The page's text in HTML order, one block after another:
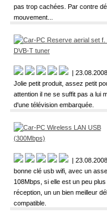
pas trop cachées. Par contre
mouvement...
| 23.08.2008
Jolie petit produit, assez petit
attention il ne se suffit pas a lui
d'une télévision embarquée.
| 23.08.2008
bonne clé usb wifi, avec un
108Mbps, si elle est un peu
réception, un un bien meilleur
compatible.